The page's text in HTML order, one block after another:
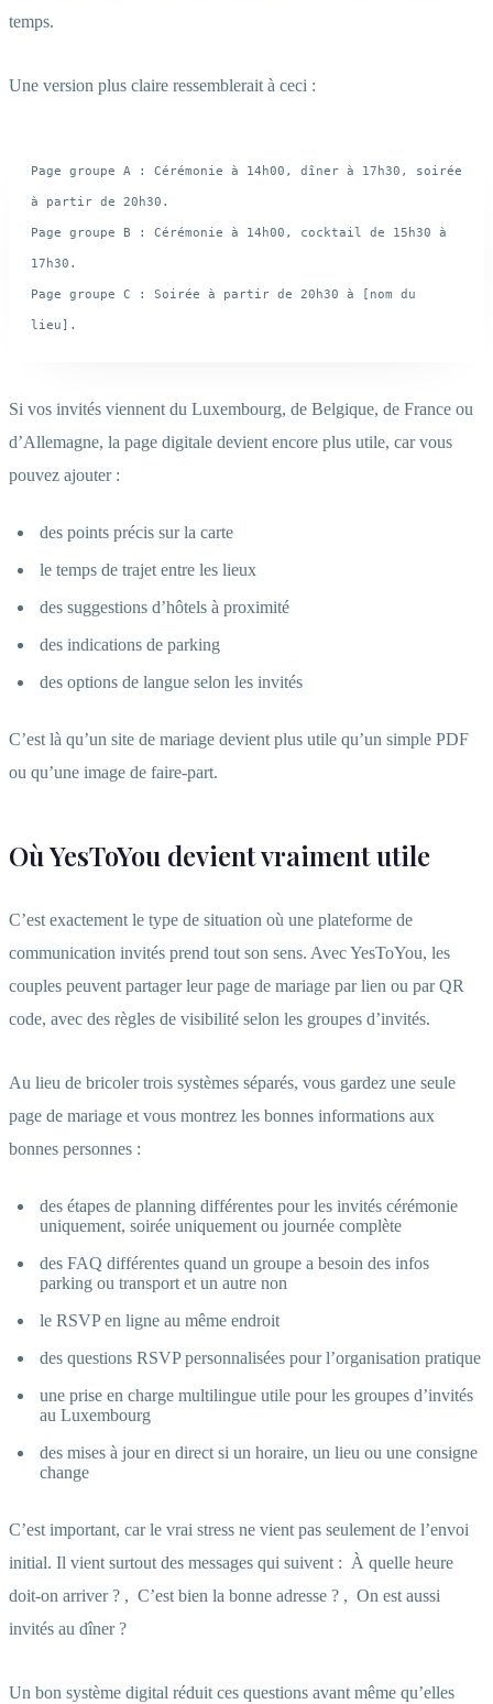
temps.
Une version plus claire ressemblerait à ceci :
Page groupe A : Cérémonie à 14h00, dîner à 17h30, soirée
à partir de 20h30.
Page groupe B : Cérémonie à 14h00, cocktail de 15h30 à
17h30.
Page groupe C : Soirée à partir de 20h30 à [nom du
Si vos invités viennent du Luxembourg, de Belgique, de France ou
d’Allemagne, la page digitale devient encore plus utile, car vous
pouvez ajouter :
des points précis sur la carte
le temps de trajet entre les lieux
des suggestions d’hôtels à proximité
des indications de parking
des options de langue selon les invités
C’est là qu’un site de mariage devient plus utile qu’un simple PDF
ou qu’une image de faire-part.
Où YesToYou devient vraiment utile
C’est exactement le type de situation où une plateforme de
communication invités prend tout son sens. Avec YesToYou, les
couples peuvent partager leur page de mariage par lien ou par QR
code, avec des règles de visibilité selon les groupes d’invités.
Au lieu de bricoler trois systèmes séparés, vous gardez une seule
page de mariage et vous montrez les bonnes informations aux
bonnes personnes :
des étapes de planning différentes pour les invités cérémonie
uniquement, soirée uniquement ou journée complète
des FAQ différentes quand un groupe a besoin des infos
parking ou transport et un autre non
le RSVP en ligne au même endroit
des questions RSVP personnalisées pour l’organisation pratique
une prise en charge multilingue utile pour les groupes d’invités
au Luxembourg
des mises à jour en direct si un horaire, un lieu ou une consigne
change
C’est important, car le vrai stress ne vient pas seulement de l’envoi
initial. Il vient surtout des messages qui suivent : À quelle heure
doit-on arriver ? , C’est bien la bonne adresse ? , On est aussi
invités au dîner ?
Un bon système digital réduit ces questions avant même qu’elles